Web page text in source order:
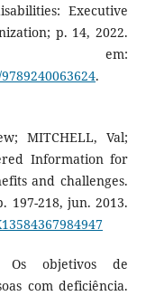
Executive
p. 14, 2022.
em:
.
MITCHELL, Val;
Information for
and challenges.
197-218, jun. 2013.
Os objetivos de
com deficiência.